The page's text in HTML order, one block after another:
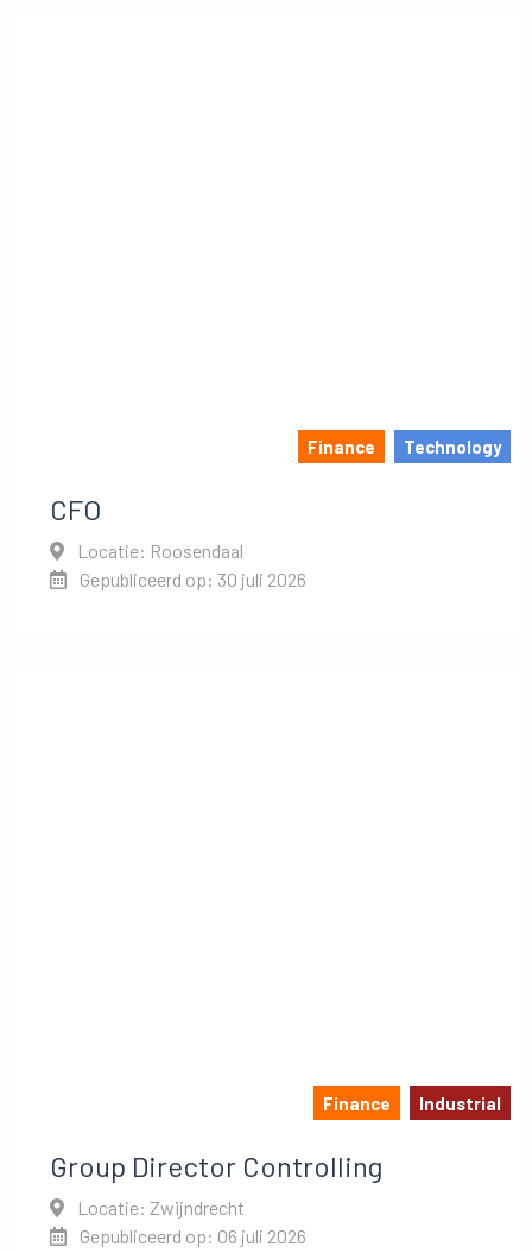
Finance Technology
CFO
Locatie: Roosendaal
Gepubliceerd op: 30 juli 2026
Finance Industrial
Group Director Controlling
Locatie: Zwijndrecht
Gepubliceerd op: 06 juli 2026